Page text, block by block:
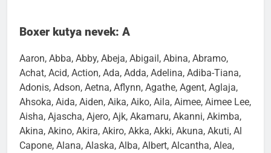
Boxer kutya nevek: A
Aaron, Abba, Abby, Abeja, Abigail, Abina, Abramo,
Achat, Acid, Action, Ada, Adda, Adelina, Adiba-Tiana,
Adonis, Adson, Aetna, Aflynn, Agathe, Agent, Aglaja,
Ahsoka, Aida, Aiden, Aika, Aiko, Aila, Aimee, Aimee Lee,
Aisha, Ajascha, Ajero, Ajk, Akamaru, Akanni, Akimba,
Akina, Akino, Akira, Akiro, Akka, Akki, Akuna, Akuti, Al
Capone, Alana, Alaska, Alba, Albert, Alcantha, Alea,